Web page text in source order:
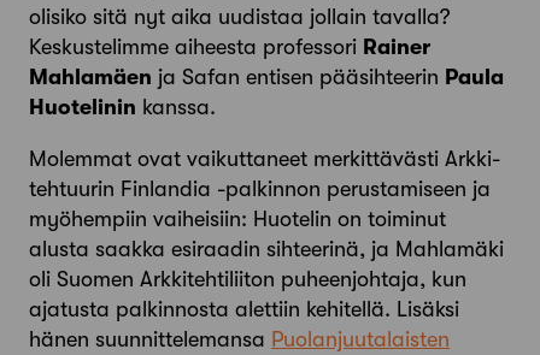
olisiko sitä nyt aika uudistaa jollain tavalla?
Keskustelimme aiheesta professori Rainer
Mahlamäen ja Safan entisen pääsihteerin Paula
Huotelinin kanssa.
Molemmat ovat vaikuttaneet merkittävästi Arkki­
tehtuurin Finlandia -palkinnon perustamiseen ja
myöhempiin vaiheisiin: Huotelin on toiminut
alusta saakka esiraadin sihteerinä, ja Mahlamäki
oli Suomen Arkkitehtiliiton puheenjohtaja, kun
ajatusta palkinnosta alettiin kehitellä. Lisäksi
hänen suunnittelemansa Puolanjuutalaisten